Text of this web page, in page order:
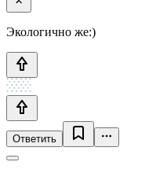
Экологично же:)
Ответить